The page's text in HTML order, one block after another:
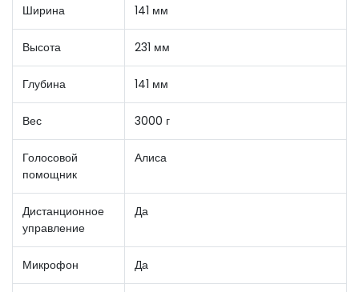
Ширина 141 мм
Высота 231 мм
Глубина 141 мм
Вес 3000 г
Голосовой
помощник
Алиса
Дистанционное
управление
Да
Микрофон Да